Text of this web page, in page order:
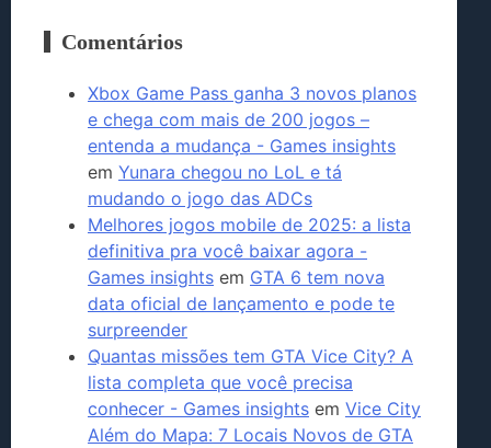
Comentários
Xbox Game Pass ganha 3 novos planos
e chega com mais de 200 jogos –
entenda a mudança - Games insights
em Yunara chegou no LoL e tá
mudando o jogo das ADCs
Melhores jogos mobile de 2025: a lista
definitiva pra você baixar agora -
Games insights em GTA 6 tem nova
data oficial de lançamento e pode te
surpreender
Quantas missões tem GTA Vice City? A
lista completa que você precisa
conhecer - Games insights em Vice City
Além do Mapa: 7 Locais Novos de GTA